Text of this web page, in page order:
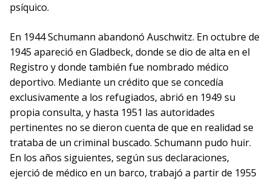
psíquico.
En 1944 Schumann abandonó Auschwitz. En octubre de
1945 apareció en Gladbeck, donde se dio de alta en el
Registro y donde también fue nombrado médico
deportivo. Mediante un crédito que se concedía
exclusivamente a los refugiados, abrió en 1949 su
propia consulta, y hasta 1951 las autoridades
pertinentes no se dieron cuenta de que en realidad se
trataba de un criminal buscado. Schumann pudo huir.
En los años siguientes, según sus declaraciones,
ejerció de médico en un barco, trabajó a partir de 1955